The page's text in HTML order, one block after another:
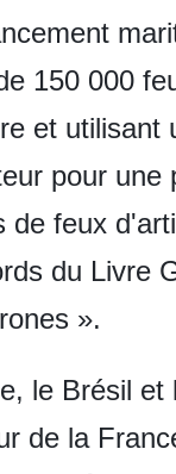
150 000
et utilisant
pour
de feux
du Livre
».
le Brésil
de la